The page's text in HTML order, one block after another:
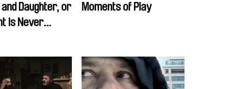
Daughter, or
Is Never
Moments of Play